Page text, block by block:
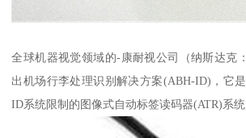
全球机器视觉领域的-康耐视公司（纳斯达克
出机场行李处理识别解决方案(ABH-ID)，它
ID系统限制的图像式自动标签读码器(ATR)系统